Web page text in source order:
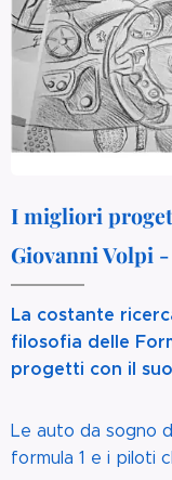
I migliori
Giovanni Volpi
La costante
filosofia delle
progetti con il
Le auto da sogno
formula 1 e i piloti